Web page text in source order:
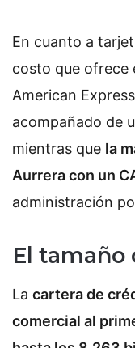
En cuanto a
costo que ofrece
American
acompañado de
mientras que la
Aurrera con un
administración
El tamaño
La cartera de
comercial al